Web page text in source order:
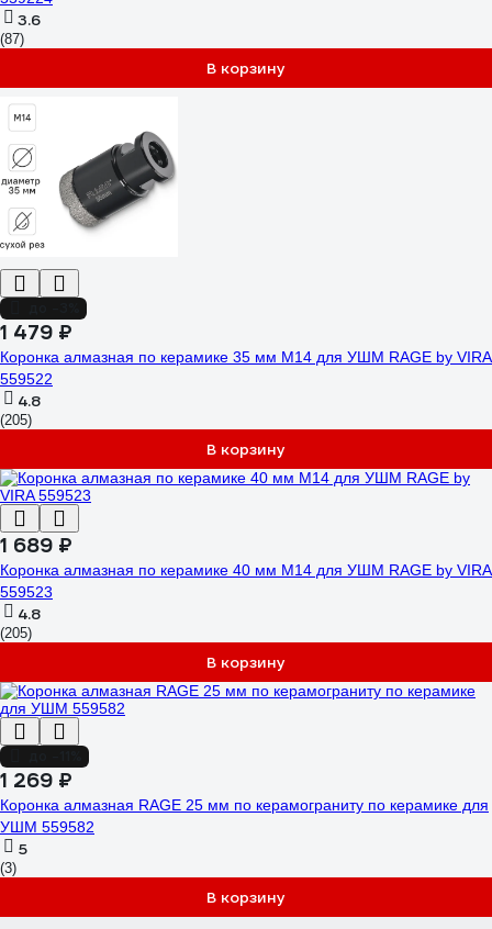
3.6
(87)
В корзину
1 479 ₽
Коронка алмазная по керамике 35 мм М14 для УШМ RAGE by VIRA
559522
4.8
(205)
В корзину
1 689 ₽
Коронка алмазная по керамике 40 мм М14 для УШМ RAGE by VIRA
559523
4.8
(205)
В корзину
1 269 ₽
Коронка алмазная RAGE 25 мм по керамограниту по керамике для
УШМ 559582
5
(3)
В корзину